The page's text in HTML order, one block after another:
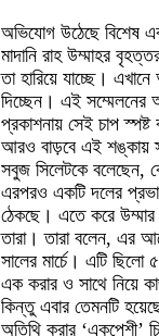
অভিযোগ উঠেছে বিশেষ
মাদানি রাহ উম্মাহর
তা হারিয়ে যাচ্ছে।
দিচ্ছেন। এই সম্মেলনের
প্রকাশনায় সেই চাপ
আরও বাড়বে এই শঙ্কায়
সবুজ সিলেটকে বলেছেন,
এরপরও একটি দলের
ঠেকছে। এতে করে উম্মার
তারা। তারা বলেন, এর
সালের মার্চে। এটি
এক করার ও সাথে নিয়ে
কিন্তু এবার তেমনটি
অতিথি করার ‘একপেশী’